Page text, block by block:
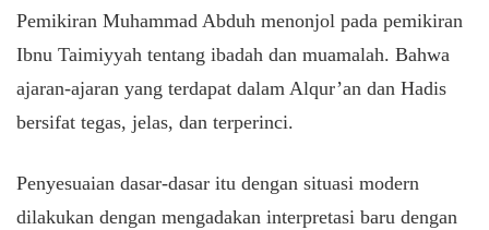
Pemikiran Muhammad Abduh menonjol pada pemikiran
Ibnu Taimiyyah tentang ibadah dan muamalah. Bahwa
ajaran-ajaran yang terdapat dalam Alqur’an dan Hadis
bersifat tegas, jelas, dan terperinci.
Penyesuaian dasar-dasar itu dengan situasi modern
dilakukan dengan mengadakan interpretasi baru dengan